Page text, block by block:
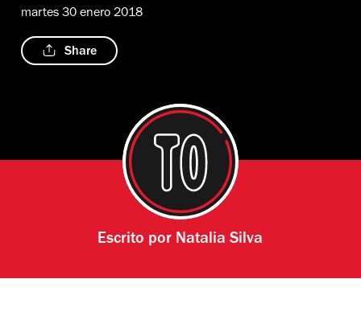
martes 30 enero 2018
Share
Escrito por Natalia Silva